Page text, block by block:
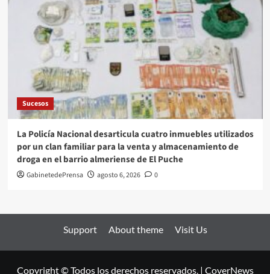
Sucesos
La Policía Nacional desarticula cuatro inmuebles utilizados
por un clan familiar para la venta y almacenamiento de
droga en el barrio almeriense de El Puche
GabinetedePrensa agosto 6, 2026 0
Support About theme Visit Us
Copyright © Todos los derechos reservados. | CoverNews